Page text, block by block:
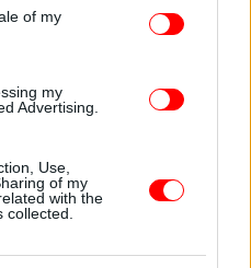
of my
my
Advertising.
Use,
of my
with the